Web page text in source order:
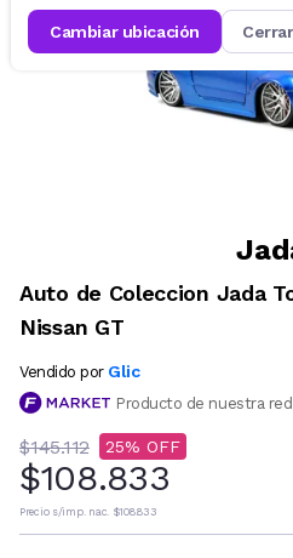
cambiar ubicación cerrar
Auto de Coleccion Jada
Nissan GT
Vendido por Glic
Producto de nuestra
$145.112 25
$108.833
Precio s/imp. nac. $108.833